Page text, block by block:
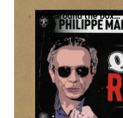
Rock around the box…
Par Pétrone.
Catégorie :
Artes|Panem et circenses